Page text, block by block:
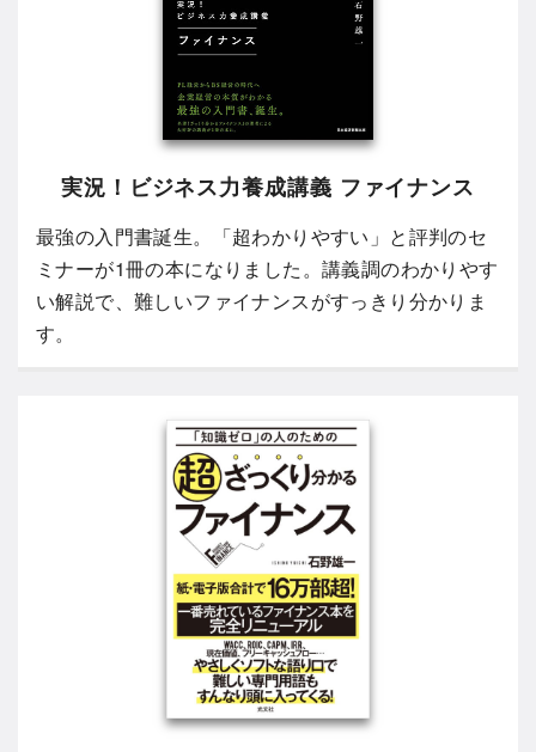
実況！ビジネス力養成講義 ファイナンス
最強の入門書誕生。「超わかりやすい」と評判のセ
ミナーが1冊の本になりました。講義調のわかりやす
い解説で、難しいファイナンスがすっきり分かりま
す。